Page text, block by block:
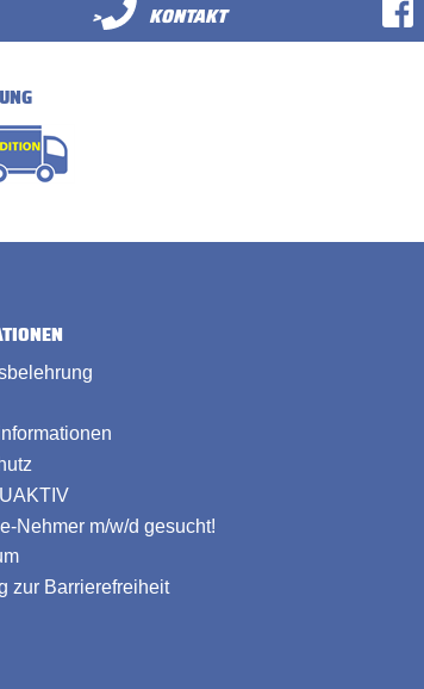
> KONTAKT
Nehmer m/w/d gesucht!
zur Barrierefreiheit